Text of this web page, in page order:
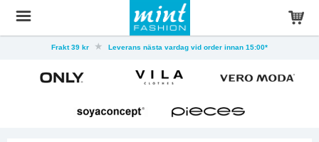
Frakt 39 kr Leverans nästa vardag vid order innan 15:00*